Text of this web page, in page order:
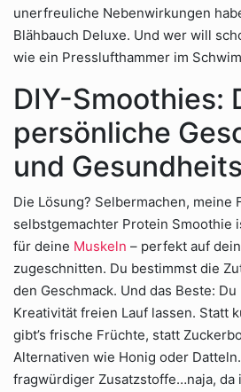
unerfreuliche Nebenwirkungen
Blähbauch Deluxe. Und wer will
wie ein Presslufthammer im
DIY-Smoothies:
persönliche
und
Die Lösung? Selbermachen, meine
selbstgemachter Protein Smoothie
für deine Muskeln – perfekt auf
zugeschnitten. Du bestimmst die
den Geschmack. Und das Beste:
Kreativität freien Lauf lassen. Statt
gibt’s frische Früchte, statt
Alternativen wie Honig oder
fragwürdiger Zusatzstoffe…naja, da